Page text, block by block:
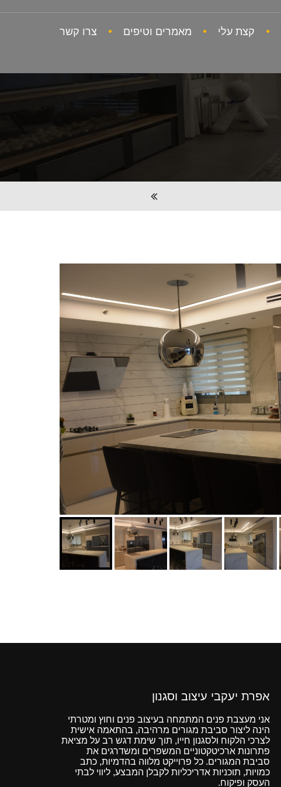
קצת עלי מאמרים וטיפים צרו קשר
אפרת יעקבי עיצוב וסגנון
אני מעצבת פנים המתמחה בעיצוב פנים וחוץ ומטרתי
הינה ליצור סביבת מגורים מרהיבה, בהתאמה אישית
לצרכי הלקוח ולסגנון חייו, תוך שימת דגש רב על מציאת
פתרונות ארכיטקטוניים המשפרים ומשדרגים את
סביבת המגורים. כל פרוייקט מלווה בהדמיות, כתב
כמויות, תוכניות אדריכליות לקבלן המבצע, ליווי לבתי
העסק ופיקוח.